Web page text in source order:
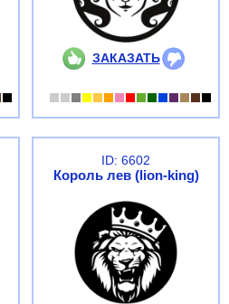
ЗАКАЗАТЬ
ID: 6602
Король лев (lion-king)